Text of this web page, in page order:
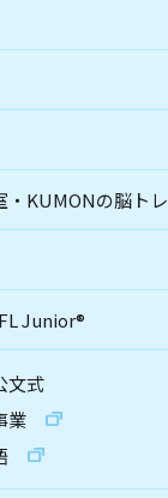
・KUMONの脳トレ
Junior®
文式
業